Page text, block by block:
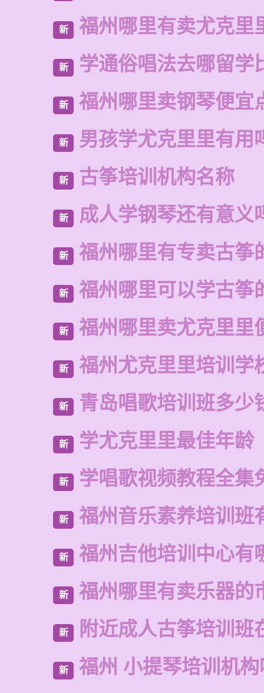
新 福州哪里有卖尤克里
新 学通俗唱法去哪留学
新 福州哪里卖钢琴便宜
新 男孩学尤克里里有用
新 古筝培训机构名称
新 成人学钢琴还有意义
新 福州哪里有专卖古筝
新 福州哪里可以学古筝
新 福州哪里卖尤克里里
新 福州尤克里里培训学
新 青岛唱歌培训班多少
新 学尤克里里最佳年龄
新 学唱歌视频教程全集
新 福州音乐素养培训班
新 福州吉他培训中心有
新 福州哪里有卖乐器的
新 附近成人古筝培训班
新 福州 小提琴培训机